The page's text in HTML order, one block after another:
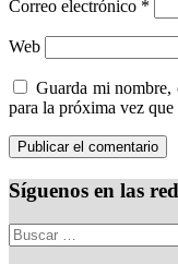
Correo electrónico *
Web
Guarda mi nombre,
para la próxima vez que
Síguenos en las